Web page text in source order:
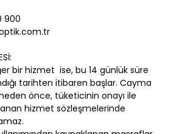
900
bir hizmet ise, bu 14 günlük süre
tarihten itibaren başlar. Cayma
önce, tüketicinin onayı ile
hizmet sözleşmelerinde